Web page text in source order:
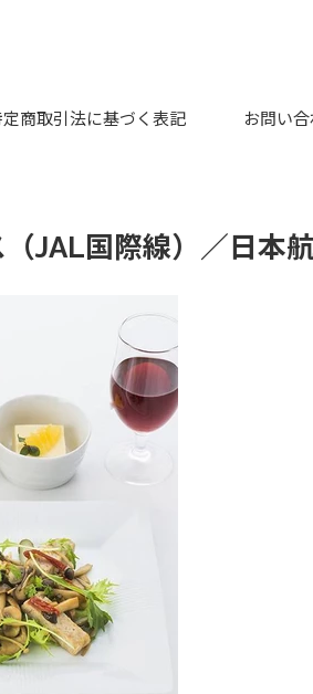
定商取引法に基づく表記 お問い
JAL国際線）／日本